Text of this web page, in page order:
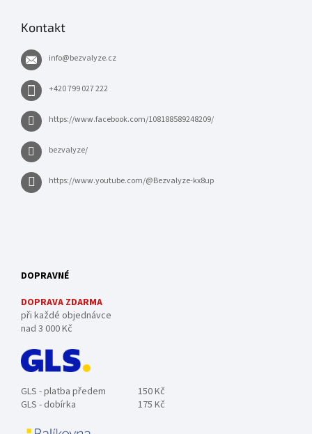
Kontakt
info@bezvalyze.cz
+420 799 027 222
https://www.facebook.com/108188589248209/
bezvalyze/
https://www.youtube.com/@Bezvalyze-kx8up
DOPRAVNÉ
DOPRAVA ZDARMA
při každé objednávce
nad 3 000 Kč
GLS - platba předem
150 Kč
GLS - dobírka
175 Kč